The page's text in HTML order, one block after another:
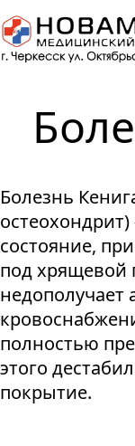
Задать вопрос
Я
об
Успешно
Мы
Неудача
Неудача
Неудача
Не
Неудача
Болезнь
остеохондрит)
состояние,
под хрящевой
недополучает
полностью
этого
покрытие.